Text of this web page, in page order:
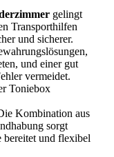
gelingt
Transporthilfen
und sicherer.
und einer gut
vermeidet.
Toniebox
Kombination aus
sorgt
bereitet und flexibel